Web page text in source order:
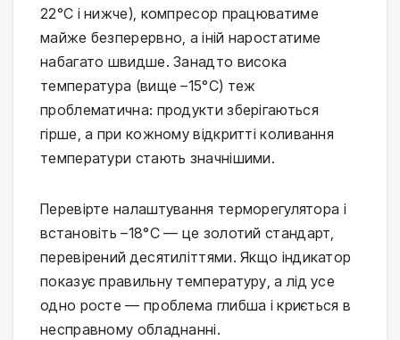
22°C і нижче), компресор працюватиме
майже безперервно, а іній наростатиме
набагато швидше. Занадто висока
температура (вище –15°C) теж
проблематична: продукти зберігаються
гірше, а при кожному відкритті коливання
температури стають значнішими.
Перевірте налаштування терморегулятора і
встановіть –18°C — це золотий стандарт,
перевірений десятиліттями. Якщо індикатор
показує правильну температуру, а лід усе
одно росте — проблема глибша і криється в
несправному обладнанні.